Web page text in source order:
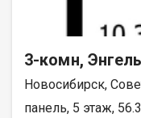
3-комн,
Новосибирск,
панель, 5 этаж,